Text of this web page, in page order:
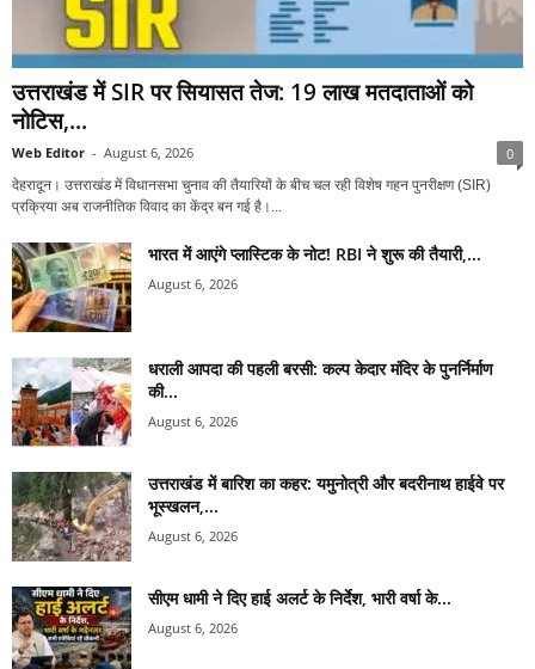
उत्तराखंड में SIR पर सियासत तेज: 19 लाख मतदाताओं को
नोटिस,...
Web Editor - August 6, 2026 0
देहरादून। उत्तराखंड में विधानसभा चुनाव की तैयारियों के बीच चल रही विशेष गहन पुनरीक्षण (SIR)
प्रक्रिया अब राजनीतिक विवाद का केंद्र बन गई है।...
भारत में आएंगे प्लास्टिक के नोट! RBI ने शुरू की तैयारी,...
August 6, 2026
धराली आपदा की पहली बरसी: कल्प केदार मंदिर के पुनर्निर्माण
की...
August 6, 2026
उत्तराखंड में बारिश का कहर: यमुनोत्री और बदरीनाथ हाईवे पर
भूस्खलन,...
August 6, 2026
सीएम धामी ने दिए हाई अलर्ट के निर्देश, भारी वर्षा के...
August 6, 2026